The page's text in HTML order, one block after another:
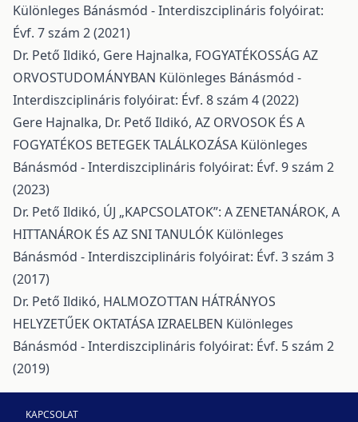
Különleges Bánásmód - Interdiszciplináris folyóirat:
Évf. 7 szám 2 (2021)
Dr. Pető Ildikó, Gere Hajnalka, FOGYATÉKOSSÁG AZ
ORVOSTUDOMÁNYBAN Különleges Bánásmód -
Interdiszciplináris folyóirat: Évf. 8 szám 4 (2022)
Gere Hajnalka, Dr. Pető Ildikó, AZ ORVOSOK ÉS A
FOGYATÉKOS BETEGEK TALÁLKOZÁSA Különleges
Bánásmód - Interdiszciplináris folyóirat: Évf. 9 szám 2
(2023)
Dr. Pető Ildikó, ÚJ „KAPCSOLATOK”: A ZENETANÁROK, A
HITTANÁROK ÉS AZ SNI TANULÓK Különleges
Bánásmód - Interdiszciplináris folyóirat: Évf. 3 szám 3
(2017)
Dr. Pető Ildikó, HALMOZOTTAN HÁTRÁNYOS
HELYZETŰEK OKTATÁSA IZRAELBEN Különleges
Bánásmód - Interdiszciplináris folyóirat: Évf. 5 szám 2
(2019)
KAPCSOLAT